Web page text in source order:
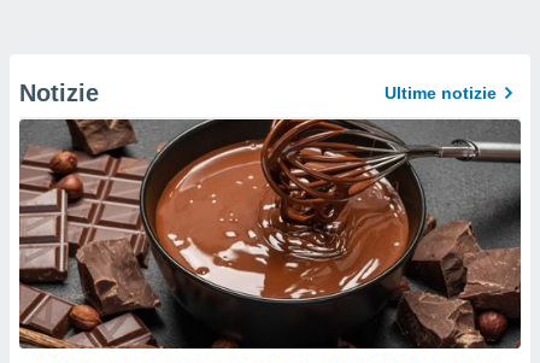
Notizie Ultime notizie